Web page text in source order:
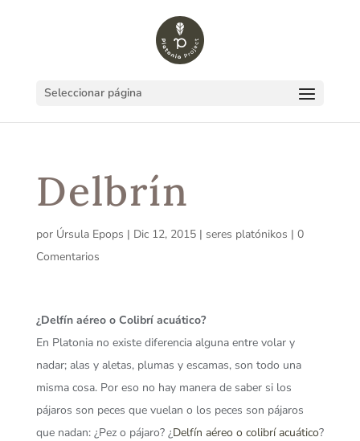
Seleccionar página
Delbrín
por Úrsula Epops | Dic 12, 2015| seres platónikos | 0
Comentarios
¿Delfín aéreo o Colibrí acuático?
En Platonia no existe diferencia alguna entre volar y
nadar; alas y aletas, plumas y escamas, son todo una
misma cosa. Por eso no hay manera de saber si los
pájaros son peces que vuelan o los peces son pájaros
que nadan: ¿Pez o pájaro? ¿Delfín aéreo o colibrí acuático?